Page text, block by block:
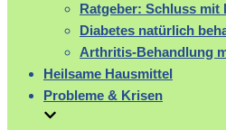
Ratgeber: Schluss mit
Diabetes natürlich
Arthritis-Behandlung
Heilsame Hausmittel
Probleme & Krisen